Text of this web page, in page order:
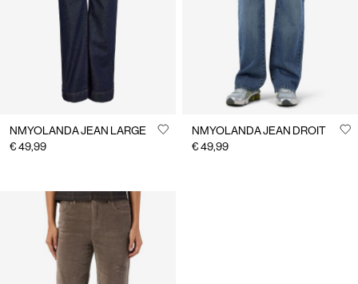
NMYOLANDA JEAN LARGE
€ 49,99
NMYOLANDA JEAN DROIT
€ 49,99